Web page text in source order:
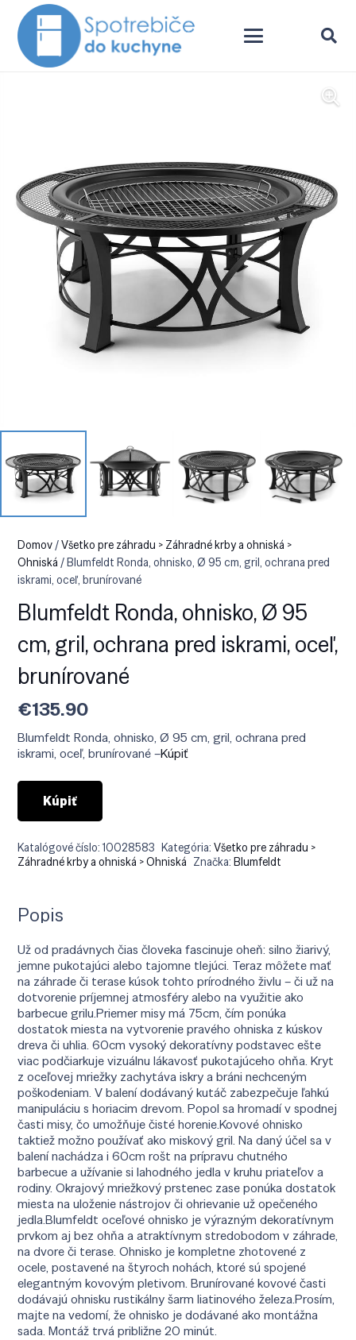
Domov/Všetko pre záhradu > Záhradné krby a ohniská >
Ohniská / Blumfeldt Ronda, ohnisko, Ø 95 cm, gril, ochrana pred
iskrami, oceľ, brunírované
Blumfeldt Ronda, ohnisko, Ø 95
cm, gril, ochrana pred iskrami, oceľ,
brunírované
€135.90
Blumfeldt Ronda, ohnisko, Ø 95 cm, gril, ochrana pred
iskrami, oceľ, brunírované –Kúpiť
Kúpiť
Katalógové číslo:10028583 Kategória:Všetko pre záhradu >
Záhradné krby a ohniská > Ohniská Značka:Blumfeldt
Popis
Už od pradávnych čias človeka fascinuje oheň: silno žiarivý,
jemne pukotajúci alebo tajomne tlejúci. Teraz môžete mať
na záhrade či terase kúsok tohto prírodného živlu – či už na
dotvorenie príjemnej atmosféry alebo na využitie ako
barbecue grilu.Priemer misy má 75cm, čím ponúka
dostatok miesta na vytvorenie pravého ohniska z kúskov
dreva či uhlia. 60cm vysoký dekoratívny podstavec ešte
viac podčiarkuje vizuálnu lákavosť pukotajúceho ohňa. Kryt
z oceľovej mriežky zachytáva iskry a bráni nechceným
poškodeniam. V balení dodávaný kutáč zabezpečuje ľahkú
manipuláciu s horiacim drevom. Popol sa hromadí v spodnej
časti misy, čo umožňuje čisté horenie.Kovové ohnisko
taktiež možno používať ako miskový gril. Na daný účel sa v
balení nachádza i 60cm rošt na prípravu chutného
barbecue a užívanie si lahodného jedla v kruhu priateľov a
rodiny. Okrajový mriežkový prstenec zase ponúka dostatok
miesta na uloženie nástrojov či ohrievanie už opečeného
jedla.Blumfeldt oceľové ohnisko je výrazným dekoratívnym
prvkom aj bez ohňa a atraktívnym stredobodom v záhrade,
na dvore či terase. Ohnisko je kompletne zhotovené z
ocele, postavené na štyroch nohách, ktoré sú spojené
elegantným kovovým pletivom. Brunírované kovové časti
dodávajú ohnisku rustikálny šarm liatinového železa.Prosím,
majte na vedomí, že ohnisko je dodávané ako montážna
sada. Montáž trvá približne 20 minút.